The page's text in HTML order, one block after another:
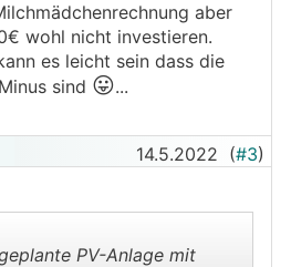
aber
wohl nicht investieren.
es leicht sein dass die
sind 😛...
14.5.2022 (#3)
PV-Anlage mit